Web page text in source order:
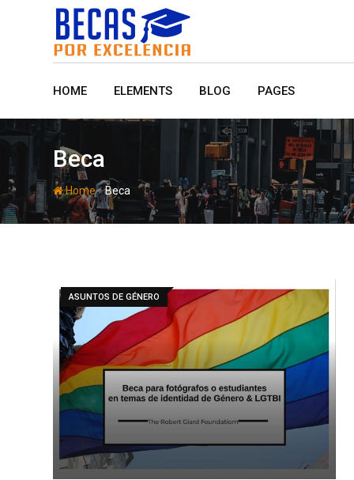
HOME ELEMENTS BLOG PAGES
Beca
Home-Beca
ASUNTOS DE GÉNERO